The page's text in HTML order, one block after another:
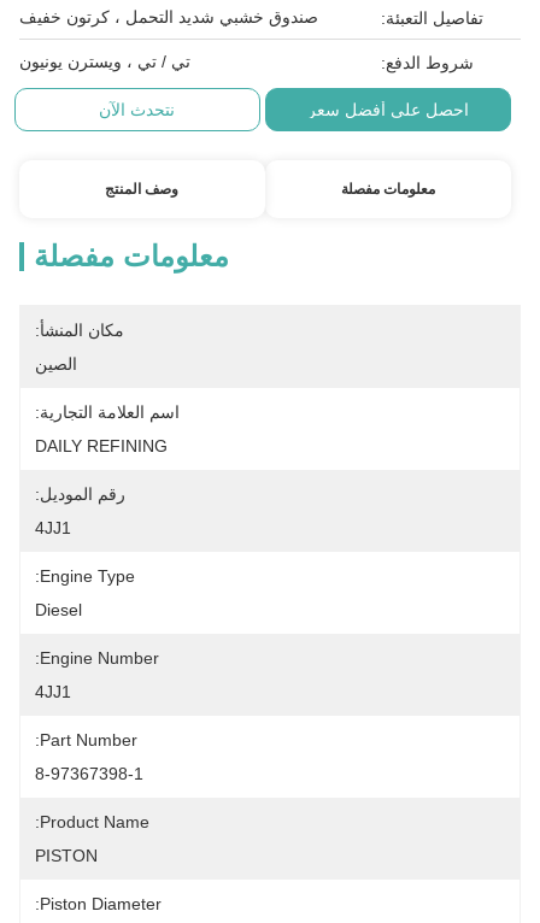
تفاصيل التعبئة: صندوق خشبي شديد التحمل ، كرتون خفيف
شروط الدفع: تي / تي ، ويسترن يونيون
احصل على أفضل سعر نتحدث الآن
معلومات مفصلة وصف المنتج
معلومات مفصلة
مكان المنشأ:
الصين
اسم العلامة التجارية:
DAILY REFINING
رقم الموديل:
4JJ1
Engine Type:
Diesel
Engine Number:
4JJ1
Part Number:
8-97367398-1
Product Name:
PISTON
Piston Diameter: